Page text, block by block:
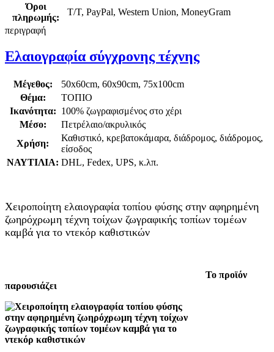
Όροι
πληρωμής:
T/T, PayPal, Western Union, MoneyGram
περιγραφή
Ελαιογραφία σύγχρονης τέχνης
Μέγεθος:
50x60cm, 60x90cm, 75x100cm
Θέμα:
ΤΟΠΙΟ
Ικανότητα: 100% ζωγραφισμένος στο χέρι
Μέσο:
Πετρέλαιο/ακρυλικός
Χρήση:
Καθιστικό, κρεβατοκάμαρα, διάδρομος, διάδρομος,
είσοδος
ΝΑΥΤΙΛΙΑ: DHL, Fedex, UPS, κ.λπ.
Χειροποίητη ελαιογραφία τοπίου φύσης στην αφηρημένη
ζωηρόχρωμη τέχνη τοίχων ζωγραφικής τοπίων τομέων
καμβά για το ντεκόρ καθιστικών
Το προϊόν
παρουσιάζει